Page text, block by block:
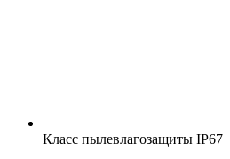
Класс пылевлагозащиты IP67